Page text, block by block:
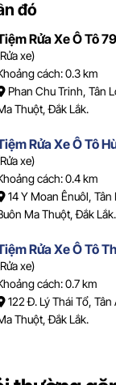
đó
Rửa Xe Ô Tô 79
xe)
cách: 0.3 km
Phan Chu Trinh, Tân
Thuột, Đắk Lắk.
Rửa Xe Ô Tô
xe)
cách: 0.4 km
14 Y Moan Ênuôl, Tân
Ma Thuột, Đắk Lắk.
Rửa Xe Ô Tô
xe)
cách: 0.7 km
122 Đ. Lý Thái Tổ,
Thuột, Đắk Lắk.